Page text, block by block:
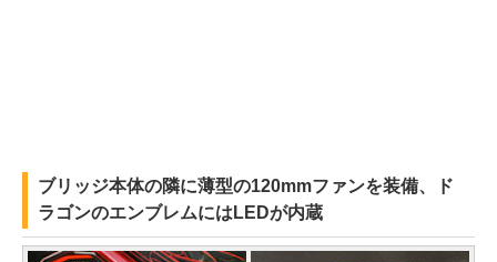
ブリッジ本体の隣に薄型の120mmファンを装備、ド
ラゴンのエンブレムにはLEDが内蔵